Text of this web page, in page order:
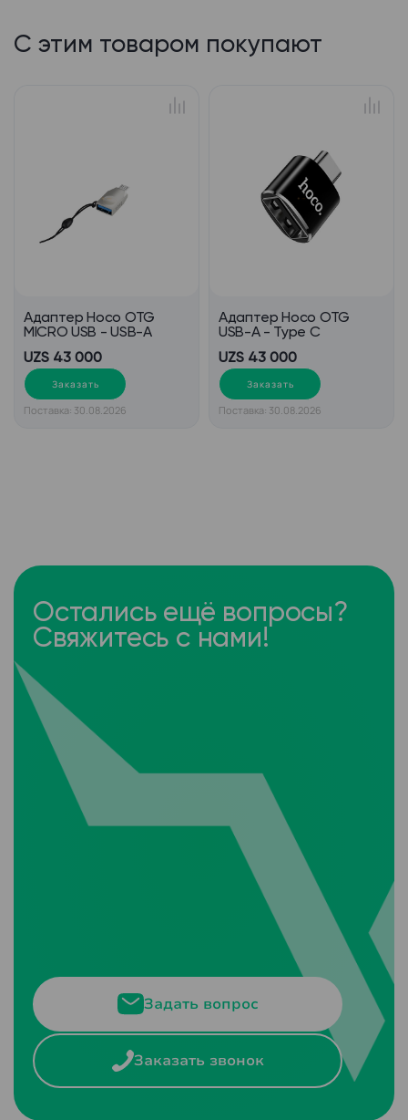
С этим товаром покупают
Адаптер Hoco OTG
MICRO USB - USB-A
UZS 43 000
Заказать
Поставка: 30.08.2026
Адаптер Hoco OTG
USB-A - Type C
UZS 43 000
Заказать
Поставка: 30.08.2026
Остались ещё вопросы?
Свяжитесь с нами!
Задать вопрос
Заказать звонок